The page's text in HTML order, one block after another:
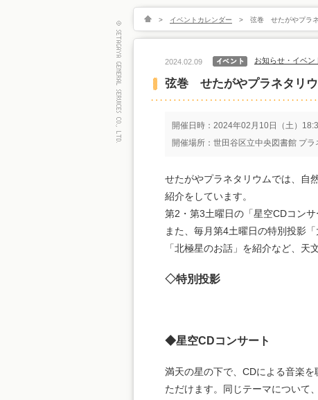
> イベントカレンダー > 弦巻 せたがやプラ
2024.02.09 お知らせ・イベン
弦巻 せたがやプラネタリ
開催日時：2024年02月10日（土）
開催場所：世田谷区立中央図書館 プラ
せたがやプラネタリウムでは、自
紹介をしています。
第2・第3土曜日の「星空CDコン
また、毎月第4土曜日の特別投影
「北極星のお話」を紹介など、天
◇特別投影
◆星空CDコンサート
満天の星の下で、CDによる音楽
ただけます。同じテーマについて